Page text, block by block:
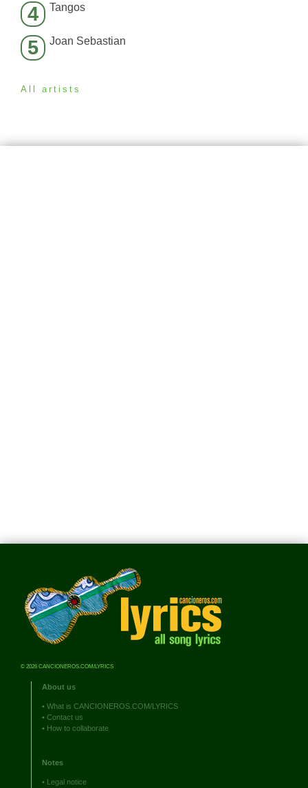
4 Tangos
5 Joan Sebastian
All artists
© 2026 CANCIONEROS.COM/LYRICS
About us
• What is CANCIONEROS.COM/LYRICS
• Contact us
• How to collaborate
Notes
• Legal notice